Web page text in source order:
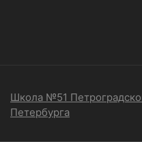
Школа №51
Петербурга